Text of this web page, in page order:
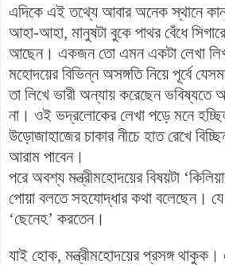
এদিকে এই তথ্যে আবার অনেক স্থানে
আহা-আহা, মানুষটা বুকে পাথর বেঁধে
আছেন। একজন তো এমন একটা লেখা
মহোদয়ের বিভিন্ন অসঙ্গতি নিয়ে পূর্বে
তা লিখে ভারী অন্যায় করেছেন
না। ওই ভদ্রলোকের লেখা পড়ে মনে
উড়োজাহাজের চাকার নীচে হাত রেখে
আরাম পাবেন।
পরে অবশ্য মন্ত্রীমহোদয়ের বিষয়টা
পোয়া বলতে সহযোদ্ধার কথা বলেছেন।
‘ছেনেহ’ করতেন।
যাই হোক, মন্ত্রীমহোদয়ের প্রসঙ্গ